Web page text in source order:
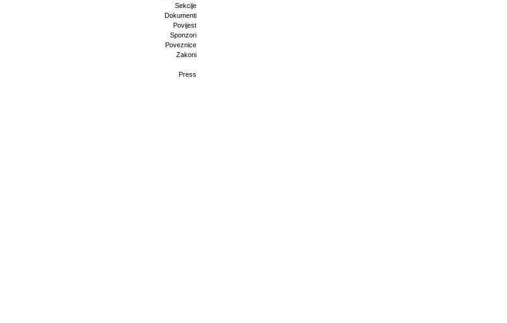
Sekcije
Dokumenti
Povijest
Sponzori
Poveznice
Zakoni
Press